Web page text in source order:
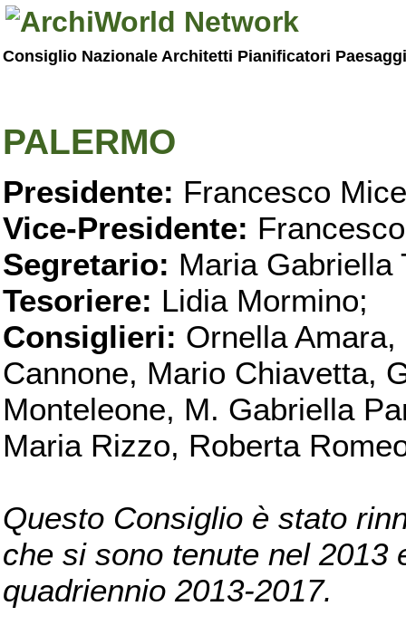
Consiglio Nazionale Architetti Pianificatori
PALERMO
Presidente: Francesco
Vice-Presidente:
Segretario: Maria Gabriella
Tesoriere: Lidia Mormino;
Consiglieri: Ornella
Cannone, Mario Chiavetta,
Monteleone, M. Gabriella
Maria Rizzo, Roberta
Questo Consiglio è stato
che si sono tenute nel 2013
quadriennio 2013-2017.